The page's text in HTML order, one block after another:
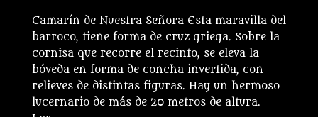
Camarín de Nuestra Señora Esta maravilla del
barroco, tiene forma de cruz griega. Sobre la
cornisa que recorre el recinto, se eleva la
bóveda en forma de concha invertida, con
relieves de distintas figuras. Hay un hermoso
lucernario de más de 20 metros de altura.